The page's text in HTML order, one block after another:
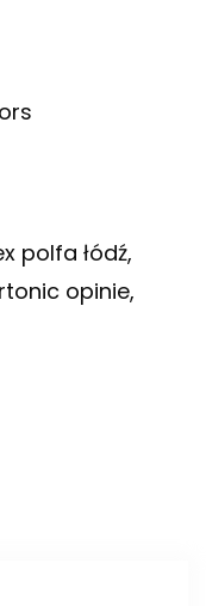
polfa łódź,
opinie,